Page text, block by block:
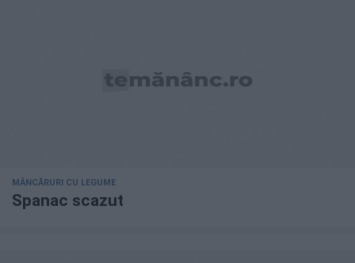
MÂNCĂRURI CU LEGUME
Spanac scazut